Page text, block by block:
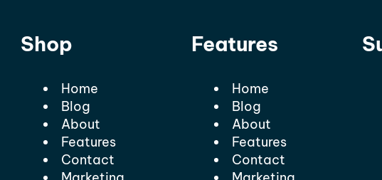
Shop
Home
Blog
About
Features
Contact
Features
Home
Blog
About
Features
Contact